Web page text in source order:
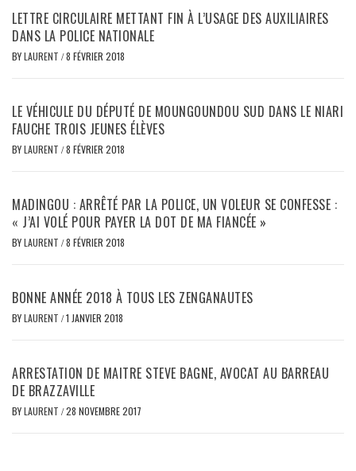
LETTRE CIRCULAIRE METTANT FIN À L’USAGE DES AUXILIAIRES
DANS LA POLICE NATIONALE
BYLAURENT /8 FÉVRIER 2018
LE VÉHICULE DU DÉPUTÉ DE MOUNGOUNDOU SUD DANS LE NIARI
FAUCHE TROIS JEUNES ÉLÈVES
BYLAURENT /8 FÉVRIER 2018
MADINGOU : ARRÊTÉ PAR LA POLICE, UN VOLEUR SE CONFESSE :
« J’AI VOLÉ POUR PAYER LA DOT DE MA FIANCÉE »
BYLAURENT /8 FÉVRIER 2018
BONNE ANNÉE 2018 À TOUS LES ZENGANAUTES
BYLAURENT /1 JANVIER 2018
ARRESTATION DE MAITRE STEVE BAGNE, AVOCAT AU BARREAU
DE BRAZZAVILLE
BYLAURENT /28 NOVEMBRE 2017